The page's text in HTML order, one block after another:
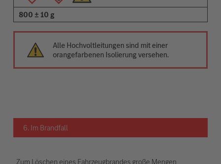
800 ± 10 g
Alle Hochvoltleitungen sind mit einer
orangefarbenen Isolierung versehen.
6. Im Brandfall
Zum Löschen eines Fahrzeugbrandes große Mengen